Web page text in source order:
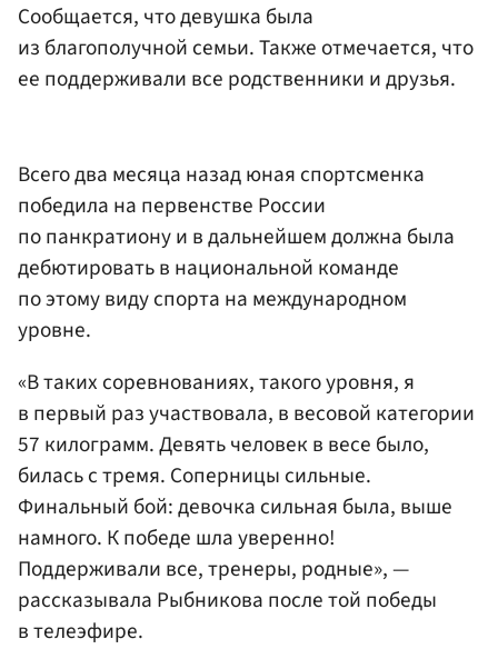
Сообщается, что девушка была
из благополучной семьи. Также отмечается, что
ее поддерживали все родственники и друзья.
Всего два месяца назад юная спортсменка
победила на первенстве России
по панкратиону и в дальнейшем должна была
дебютировать в национальной команде
по этому виду спорта на международном
уровне.
«В таких соревнованиях, такого уровня, я
в первый раз участвовала, в весовой категории
57 килограмм. Девять человек в весе было,
билась с тремя. Соперницы сильные.
Финальный бой: девочка сильная была, выше
намного. К победе шла уверенно!
Поддерживали все, тренеры, родные», —
рассказывала Рыбникова после той победы
в телеэфире.